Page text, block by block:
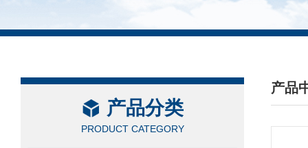
产品分类
PRODUCT CATEGORY
产品
/